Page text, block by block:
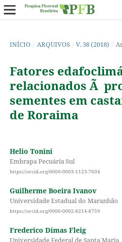
INÍCIO / ARQUIVOS / V. 38 (2018) /
Fatores
relacionados Ã
sementes em
de Roraima
Helio Tonini
Embrapa Pecuária Sul
https://orcid.org/0000-0003-1123-7604
Guilherme Boeira Ivanov
Universidade Estadual do Maranhão
https://orcid.org/0000-0002-8214-8759
Frederico Dimas Fleig
Universidade Federal de Santa Maria